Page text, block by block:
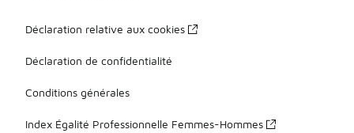
Déclaration relative aux cookies
Déclaration de confidentialité
Conditions générales
Index Égalité Professionnelle Femmes-Hommes